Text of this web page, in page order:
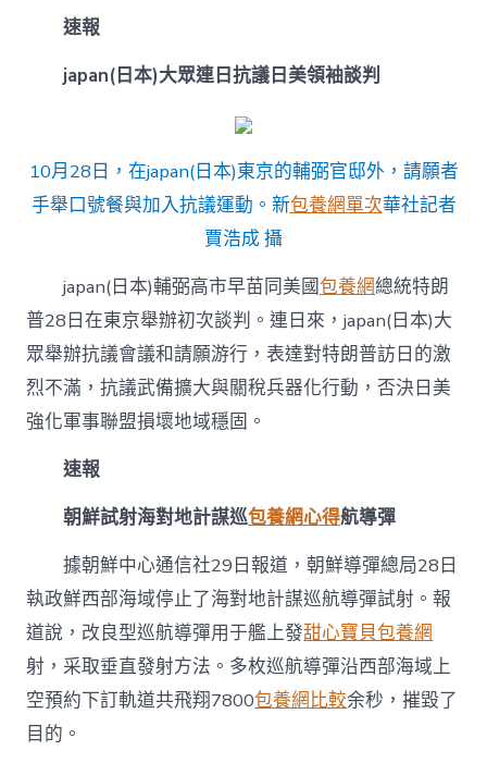
速報
japan(日本)大眾連日抗議日美領袖談判
10月28日，在japan(日本)東京的輔弼官邸外，請願者
手舉口號餐與加入抗議運動。新包養網單次華社記者
賈浩成 攝
japan(日本)輔弼高市早苗同美國包養網總統特朗
普28日在東京舉辦初次談判。連日來，japan(日本)大
眾舉辦抗議會議和請願游行，表達對特朗普訪日的激
烈不滿，抗議武備擴大與關稅兵器化行動，否決日美
強化軍事聯盟損壞地域穩固。
速報
朝鮮試射海對地計謀巡包養網心得航導彈
據朝鮮中心通信社29日報道，朝鮮導彈總局28日
執政鮮西部海域停止了海對地計謀巡航導彈試射。報
道說，改良型巡航導彈用于艦上發甜心寶貝包養網
射，采取垂直發射方法。多枚巡航導彈沿西部海域上
空預約下訂軌道共飛翔7800包養網比較余秒，摧毀了
目的。